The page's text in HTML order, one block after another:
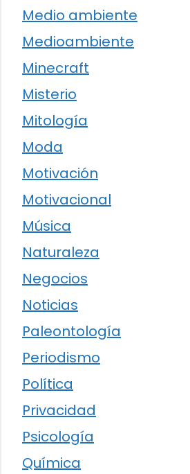
Medio ambiente
Medioambiente
Minecraft
Misterio
Mitología
Moda
Motivación
Motivacional
Música
Naturaleza
Negocios
Noticias
Paleontología
Periodismo
Política
Privacidad
Psicología
Química